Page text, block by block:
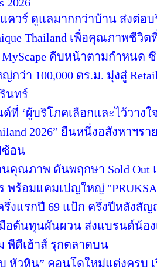
ควร์ ดูแลมากกว่าบ้าน ส่งต่อ
Thailand เพื่อคุณภาพชี
คืบหน้าตามกำหนด
กว่า 100,000 ตร.ม. มุ่งสู่
นทร์
ที่ ‘ผู้บริโภคเลือกและไว้วางใ
2026” ยืนหนึ่งอสังหาฯร
ซ้อน
คุณภาพ ดันพฤกษา Sold Out
พร้อมแคมเปญใหญ่ "PRUKSA
รึ่งแรกปี 69 แป้ก ครึ่งปีหลัง
อต้นทุนผันผวน ส่งแบรนด์น้อง
พีดีเฮ้าส์ รุกตลาดบน
หัวหิน” คอนโดใหม่แต่งครบ